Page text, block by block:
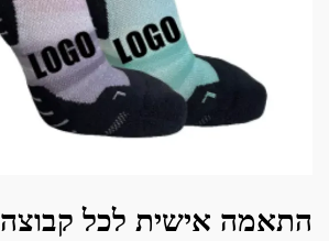
התאמה אישית לכל קבוצה